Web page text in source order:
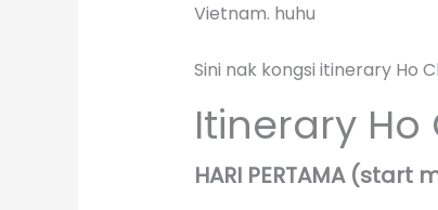
Vietnam. huhu
Sini nak kongsi itinerary Ho
Itinerary
HARI PERTAMA (start